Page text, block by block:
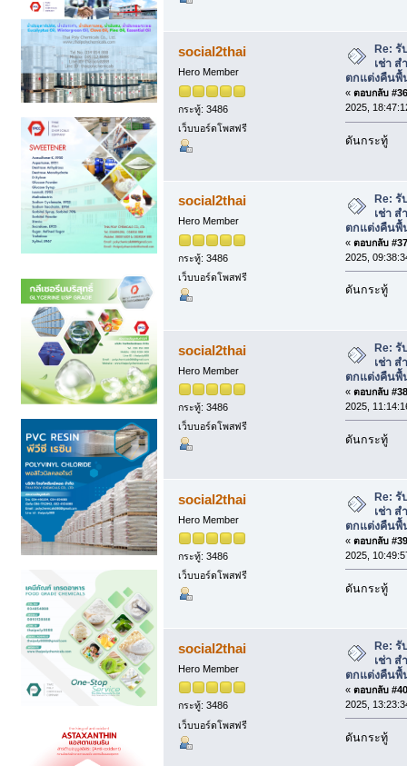
social2thai
Hero Member
กระทู้: 3486
เว็บบอร์ดโพสฟรี
Re: รั
เช่า
ตกแต่งคืนพื้
« ตอบกลับ
2025,
ดันกระทู้
social2thai
Hero Member
กระทู้: 3486
เว็บบอร์ดโพสฟรี
Re: รั
เช่า
ตกแต่งคืนพื้
« ตอบกลับ
2025,
ดันกระทู้
social2thai
Hero Member
กระทู้: 3486
เว็บบอร์ดโพสฟรี
Re: รั
เช่า
ตกแต่งคืนพื้
« ตอบกลับ
2025,
ดันกระทู้
social2thai
Hero Member
กระทู้: 3486
เว็บบอร์ดโพสฟรี
Re: รั
เช่า
ตกแต่งคืนพื้
« ตอบกลับ
2025,
ดันกระทู้
social2thai
Hero Member
กระทู้: 3486
เว็บบอร์ดโพสฟรี
Re: รั
เช่า
ตกแต่งคืนพื้
« ตอบกลับ
2025,
ดันกระทู้